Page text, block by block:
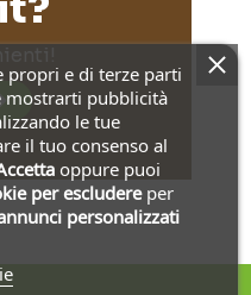
propri e di terze parti
mostrarti pubblicità
le tue
il tuo consenso al
oppure puoi
per escludereper
personalizzati